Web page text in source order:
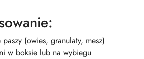
(owies, granulaty, mesz)
w boksie lub na wybiegu